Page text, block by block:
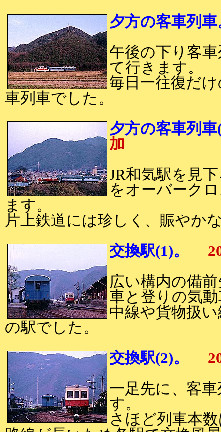
夕方の客車列
午後の下り客
て行きます。
毎日一往復だ
車列車でした。
夕方の客車列
加
JR和気駅を見
をオーバーク
ます。
片上鉄道には珍しく、賑やか
交換駅(1)。
広い構内の備
車と登りの気
中線や貨物扱
の駅でした。
交換駅(2)。
一足先に、客
す。
さほど列車本